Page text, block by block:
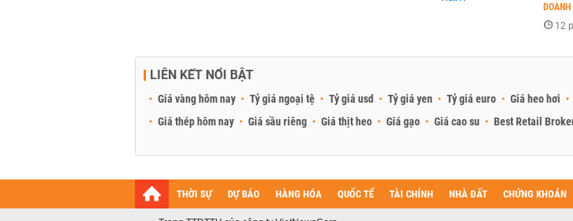
12
LIÊN KẾT NỔI BẬT
Giá vàng hôm nay Tỷ giá ngoại tệ Tỷ giá usd Tỷ giá yen Tỷ giá euro Giá heo hơi
Giá thép hôm nay
Giá sầu riêng Giá thịt heo Giá gạo Giá cao su Best Retail
THỜI SỰ DỰ BÁO HÀNG HÓA QUỐC TẾ TÀI CHÍNH NHÀ ĐẤT CHỨNG KHOÁN